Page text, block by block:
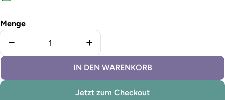
Menge
Menge für Holzfarbe außen Vintage Green
Menge für Holzfarbe außen
IN DEN WARENKORB
Jetzt zum Checkout